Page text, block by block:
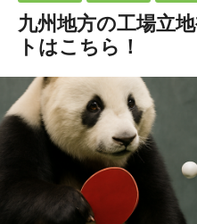
九州地方の工場立
トはこちら！